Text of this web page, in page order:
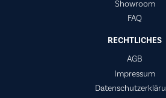
Showroom
FAQ
RECHTLICHES
AGB
Impressum